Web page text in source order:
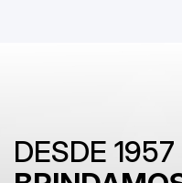
DESDE 1957